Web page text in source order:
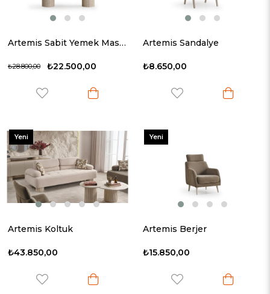
Artemis Sabit Yemek Masası
₺22.500,00
₺28.800,00
Artemis Sandalye
₺8.650,00
Artemis Koltuk
₺43.850,00
Yeni
Ürün
Artemis Berjer
₺15.850,00
Yeni